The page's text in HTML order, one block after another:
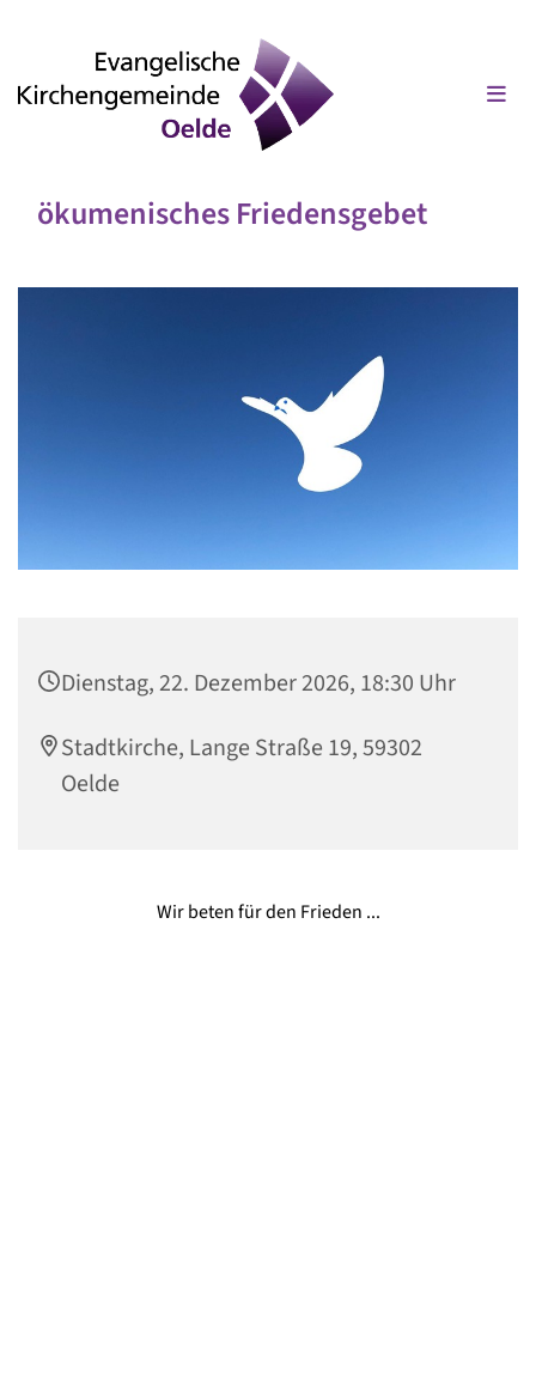
ökumenisches Friedensgebet
Dienstag, 22. Dezember 2026, 18:30 Uhr
Stadtkirche, Lange Straße 19, 59302
Oelde
Wir beten für den Frieden ...